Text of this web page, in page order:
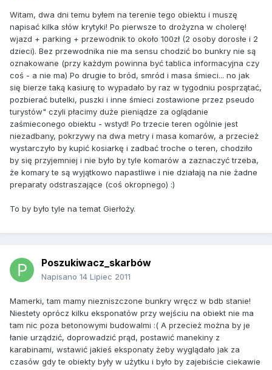
Witam, dwa dni temu byłem na terenie tego obiektu i muszę
napisać kilka słów krytyki! Po pierwsze to drożyzna w cholerę!
wjazd + parking + przewodnik to około 100zł (2 osoby dorosłe i 2
dzieci). Bez przewodnika nie ma sensu chodzić bo bunkry nie są
oznakowane (przy każdym powinna być tablica informacyjna czy
coś - a nie ma) Po drugie to bród, smród i masa śmieci... no jak
się bierze taką kasiurę to wypadało by raz w tygodniu posprzątać,
pozbierać butelki, puszki i inne śmieci zostawione przez pseudo
turystów" czyli płacimy duże pieniądze za oglądanie
zaśmieconego obiektu - wstyd! Po trzecie teren ogólnie jest
niezadbany, pokrzywy na dwa metry i masa komarów, a przecież
wystarczyło by kupić kosiarkę i zadbać troche o teren, chodziło
by się przyjemniej i nie było by tyle komarów a zaznaczyć trzeba,
że komary te są wyjątkowo napastliwe i nie działają na nie żadne
preparaty odstraszające (coś okropnego) :)
To by było tyle na temat Gierłoży.
Poszukiwacz_skarbów
Napisano 14 Lipiec 2011
Mamerki, tam mamy niezniszczone bunkry wręcz w bdb stanie!
Niestety oprócz kilku eksponatów przy wejściu na obiekt nie ma
tam nic poza betonowymi budowalmi :( A przecież można by je
łanie urządzić, doprowadzić prąd, postawić manekiny z
karabinami, wstawić jakieś eksponaty żeby wyglądało jak za
czasów gdy te obiekty były w użytku i było by zajebiście ciekawie